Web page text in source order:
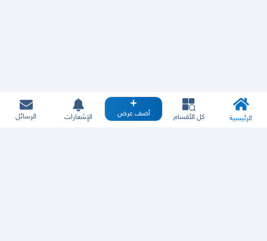
الرئيسية كل الأقسام أضف عرض الإشعارات الرسائل